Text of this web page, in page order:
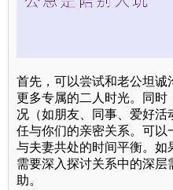
首先，可以尝试和老公坦
更多专属的二人时光。同时
况（如朋友、同事、爱好
任与你们的亲密关系。可以
与夫妻共处的时间平衡。
需要深入探讨关系中的深
助。